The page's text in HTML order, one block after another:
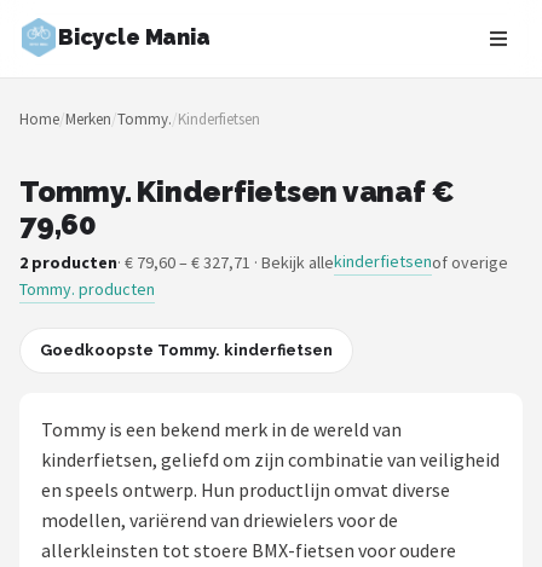
Bicycle Mania
Zoeken
NAVIGATIE
Merken
Blog
Fietsroutes
Stadsfietsen
Elektrische fietsen
Home/Merken/Tommy./Kinderfietsen
Tommy. Kinderfietsen vanaf €
79,60
2 producten· € 79,60 – € 327,71 · Bekijk allekinderfietsenof overige
Tommy. producten
Goedkoopste Tommy. kinderfietsen
Tommy is een bekend merk in de wereld van
kinderfietsen, geliefd om zijn combinatie van veiligheid
en speels ontwerp. Hun productlijn omvat diverse
modellen, variërend van driewielers voor de
allerkleinsten tot stoere BMX-fietsen voor oudere